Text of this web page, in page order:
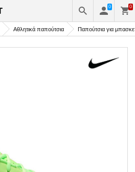
0 0
Αθλητικά παπούτσια Παπούτσια για